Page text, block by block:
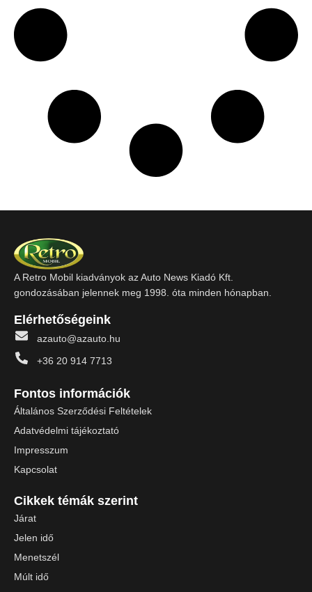
A Retro Mobil kiadványok az Auto News Kiadó Kft.
gondozásában jelennek meg 1998. óta minden hónapban.
Elérhetőségeink
azauto@azauto.hu
+36 20 914 7713
Fontos információk
Általános Szerződési Feltételek
Adatvédelmi tájékoztató
Impresszum
Kapcsolat
Cikkek témák szerint
Járat
Jelen idő
Menetszél
Múlt idő